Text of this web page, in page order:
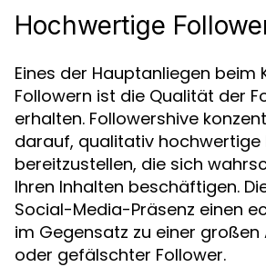
Hochwertige
Eines der Hauptanliegen beim
Followern ist die Qualität der
erhalten. Followershive
darauf, qualitativ hochwertige
bereitzustellen, die sich
Ihren Inhalten beschäftigen.
Social-Media-Präsenz einen
im Gegensatz zu einer großen
oder gefälschter Follower.